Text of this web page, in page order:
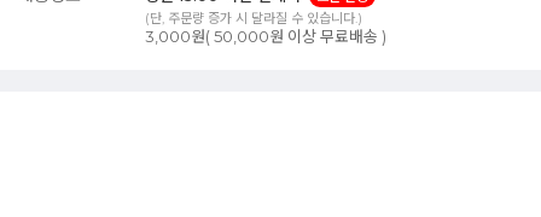
(단, 주문량 증가 시 달라질 수 있습니다.)
3,000원( 50,000원 이상 무료배송 )